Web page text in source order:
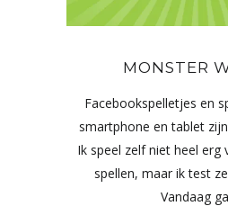
MONSTER
Facebookspelletjes en
smartphone en tablet
Ik speel zelf niet heel erg
spellen, maar ik test
Vandaag